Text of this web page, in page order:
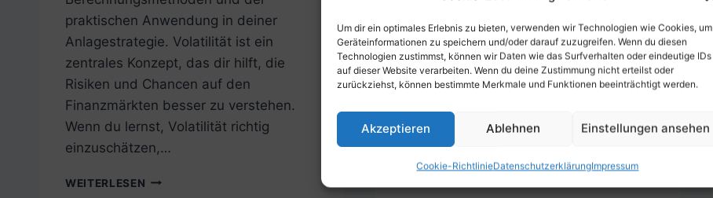
Um dir ein optimales Erlebnis zu bieten, verwenden wir Technologien wie Cookies, um
Geräteinformationen zu speichern und/oder darauf zuzugreifen. Wenn du diesen
Technologien zustimmst, können wir Daten wie das Surfverhalten oder eindeutige IDs
auf dieser Website verarbeiten. Wenn du deine Zustimmung nicht erteilst oder
zurückziehst, können bestimmte Merkmale und Funktionen beeinträchtigt werden.
Akzeptieren Ablehnen Einstellungen ansehen
Cookie-RichtlinieDatenschutzerklärungImpressum
praktischen Anwendung in deiner
Anlagestrategie. Volatilität ist ein
zentrales Konzept, das dir hilft, die
Risiken und Chancen auf den
Finanzmärkten besser zu verstehen.
Wenn du lernst, Volatilität richtig
einzuschätzen,…
WEITERLESEN WAS
der bekanntesten Investmentstrategien
ist das Value-Investing. Diese Strategie
wurde von Benjamin Graham und David
Dodd in den 1930er Jahren entwickelt
Investoren…
WEITERLESEN
IST
VALUE-